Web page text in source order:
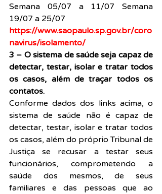
Semana 05/07 a 11/07 Semana
19/07 a 25/07
https://www.saopaulo.sp.gov.br/coro
navirus/isolamento/
3 – O sistema de saúde seja capaz de
detectar, testar, isolar e tratar todos
os casos, além de traçar todos os
contatos.
Conforme dados dos links acima, o
sistema de saúde não é capaz de
detectar, testar, isolar e tratar todos
os casos, além do próprio Tribunal de
Justiça se recusar a testar seus
funcionários, comprometendo a
saúde dos mesmos, de seus
familiares e das pessoas que ao